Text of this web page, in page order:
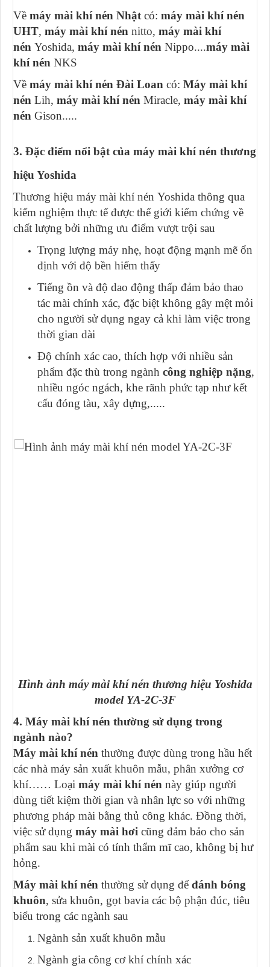
Về máy mài khí nén Nhật có: máy mài khí nén
UHT, máy mài khí nén nitto, máy mài khí
nén Yoshida, máy mài khí nén Nippo....máy mài
khí nén NKS
Về máy mài khí nén Đài Loan có: Máy mài khí
nén Lih, máy mài khí nén Miracle, máy mài khí
nén Gison.....
3. Đặc điểm nổi bật của máy mài khí nén thương
hiệu Yoshida
Thương hiệu máy mài khí nén Yoshida thông qua
kiểm nghiệm thực tế được thế giới kiểm chứng về
chất lượng bởi những ưu điểm vượt trội sau
Trọng lượng máy nhẹ, hoạt động mạnh mẽ ổn
định với độ bền hiếm thấy
Tiếng ồn và độ dao động thấp đảm bảo thao
tác mài chính xác, đặc biệt không gây mệt mỏi
cho người sử dụng ngay cả khi làm việc trong
thời gian dài
Độ chính xác cao, thích hợp với nhiều sản
phẩm đặc thù trong ngành công nghiệp nặng,
nhiều ngóc ngách, khe rãnh phức tạp như kết
cấu đóng tàu, xây dựng,.....
Hình ảnh máy mài khí nén thương hiệu Yoshida
model YA-2C-3F
4. Máy mài khí nén thường sử dụng trong
ngành nào?
Máy mài khí nén thường được dùng trong hầu hết
các nhà máy sản xuất khuôn mẫu, phân xưởng cơ
khí…… Loại máy mài khí nén này giúp người
dùng tiết kiệm thời gian và nhân lực so với những
phương pháp mài bằng thủ công khác. Đồng thời,
việc sử dụng máy mài hơi cũng đảm bảo cho sản
phẩm sau khi mài có tính thẩm mĩ cao, không bị hư
hỏng.
Máy mài khí nén thường sử dụng đểđánh bóng
khuôn, sửa khuôn, gọt bavia các bộ phận đúc, tiêu
biểu trong các ngành sau
Ngành sản xuất khuôn mẫu
Ngành gia công cơ khí chính xác